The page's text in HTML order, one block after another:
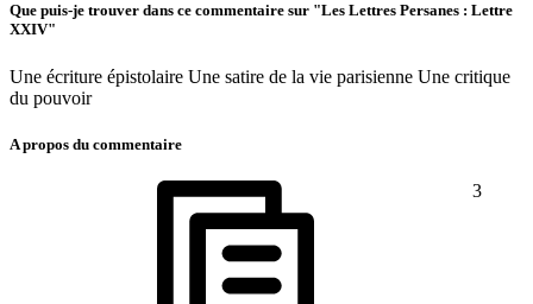
Que puis-je trouver dans ce commentaire sur "Les Lettres Persanes : Lettre
XXIV"
Une écriture épistolaire Une satire de la vie parisienne Une critique
du pouvoir
A propos du commentaire
3